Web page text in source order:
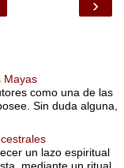
›
Mayas
como una de las
Sin duda alguna,
un lazo espiritual
mediante un ritual